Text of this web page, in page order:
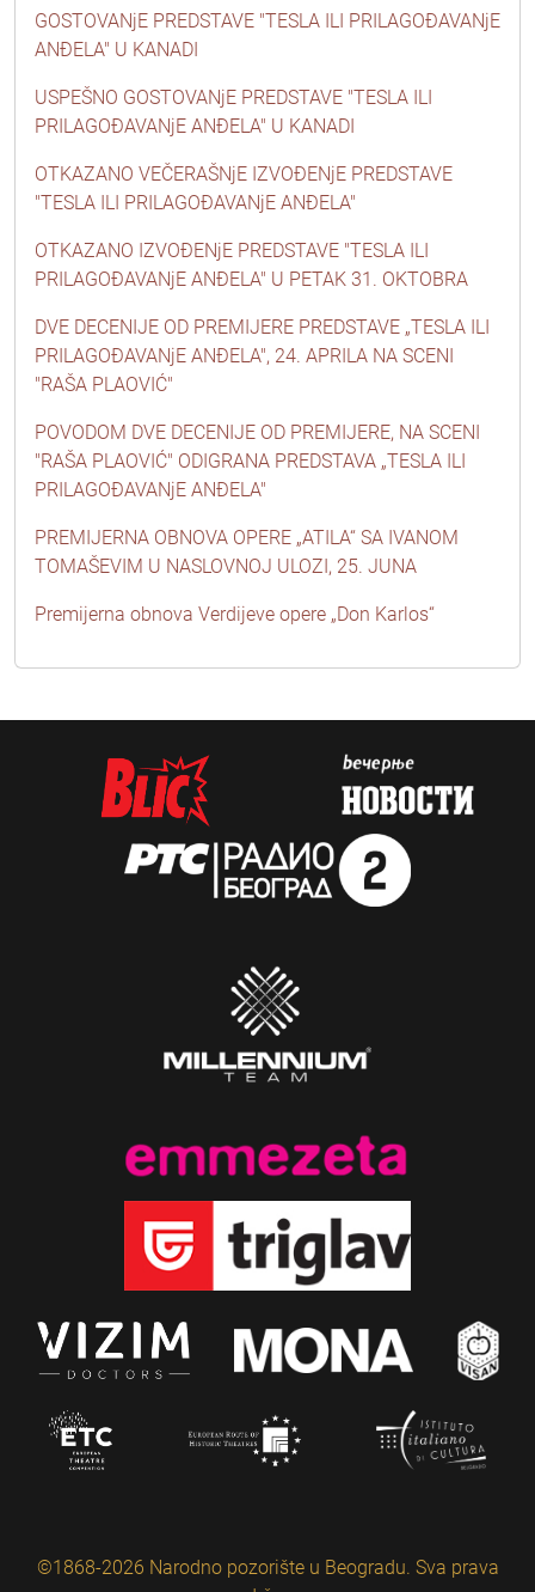
GOSTOVANjE PREDSTAVE "TESLA ILI PRILAGOĐAVANjE
ANĐELA" U KANADI
USPEŠNO GOSTOVANjE PREDSTAVE "TESLA ILI
PRILAGOĐAVANjE ANĐELA" U KANADI
OTKAZANO VEČERAŠNjE IZVOĐENjE PREDSTAVE
"TESLA ILI PRILAGOĐAVANjE ANĐELA"
OTKAZANO IZVOĐENjE PREDSTAVE "TESLA ILI
PRILAGOĐAVANjE ANĐELA" U PETAK 31. OKTOBRA
DVE DECENIJE OD PREMIJERE PREDSTAVE „TESLA ILI
PRILAGOĐAVANjE ANĐELA", 24. APRILA NA SCENI
"RAŠA PLAOVIĆ"
POVODOM DVE DECENIJE OD PREMIJERE, NA SCENI
"RAŠA PLAOVIĆ" ODIGRANA PREDSTAVA „TESLA ILI
PRILAGOĐAVANjE ANĐELA"
PREMIJERNA OBNOVA OPERE „ATILA“ SA IVANOM
TOMAŠEVIM U NASLOVNOJ ULOZI, 25. JUNA
Premijerna obnova Verdijeve opere „Don Karlos“
©1868-2026 Narodno pozorište u Beogradu. Sva prava